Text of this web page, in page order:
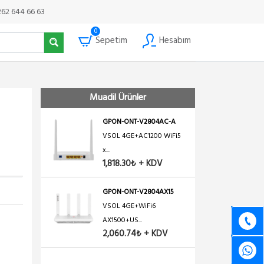
644 66 63
0
Sepetim Hesabım
Muadil Ürünler
GPON-ONT-V2804AC-A
VSOL 4GE+AC1200 WiFi5
x...
1,818.30₺ + KDV
GPON-ONT-V2804AX15
VSOL 4GE+WiFi6
AX1500+US...
2,060.74₺ + KDV